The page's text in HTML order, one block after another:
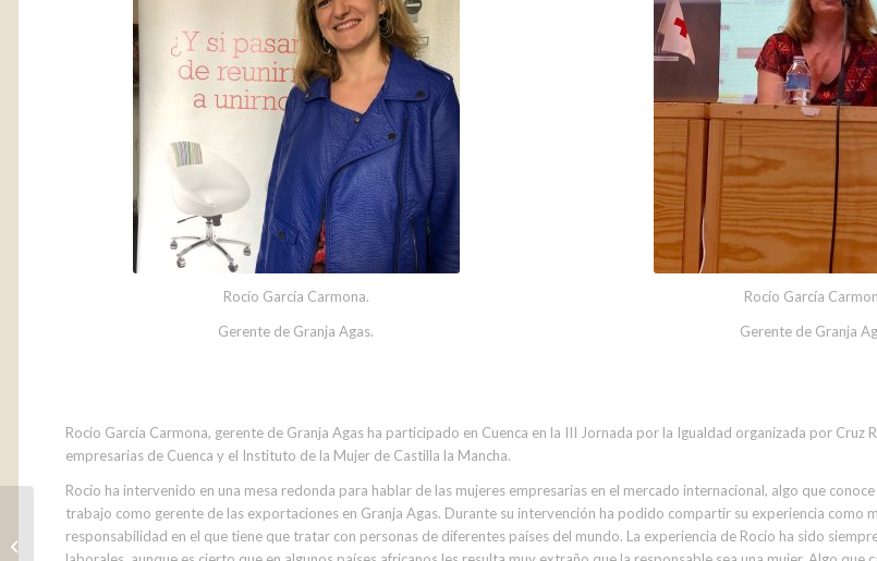
Rocío García Carmona.
Gerente de Granja Agas.
Rocío García
Gerente de Granja
Rocío García Carmona, gerente de Granja Agas ha participado en Cuenca en la III Jornada por la Igualdad organizada por Cruz
empresarias de Cuenca y el Instituto de la Mujer de Castilla la Mancha.
Rocío ha intervenido en una mesa redonda para hablar de las mujeres empresarias en el mercado internacional, algo que
trabajo como gerente de las exportaciones en Granja Agas. Durante su intervención ha podido compartir su experiencia como
responsabilidad en el que tiene que tratar con personas de diferentes países del mundo. La experiencia de Rocío ha sido